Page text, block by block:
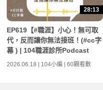
28:13
EP619【#職涯】小心！無可取
代，反而讓你無法接班！(#cc字
幕 ) | 104職涯診所Podcast
2026.06.18 | 104小編 | 60觀看數